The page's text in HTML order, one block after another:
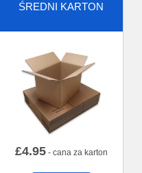
ŚREDNI KARTON
£4.95- cana za karton